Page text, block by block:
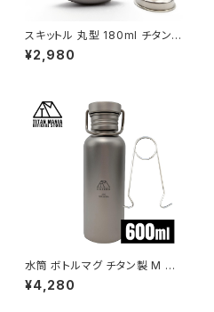
スキットル 丸型 180ml チタン
製 軽量 頑丈 携帯用 ウイスキー
ボトル ヒップフラスコ 水筒 ソロ
付き
¥2,980
水筒 ボトルマグ チタン製 M 60
0ml ボトルハンガー付き 軽量
スポーツボトル マグボトル 直飲
¥4,280